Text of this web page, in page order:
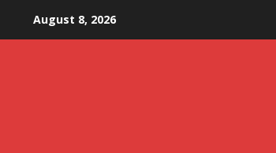
August 8, 2026